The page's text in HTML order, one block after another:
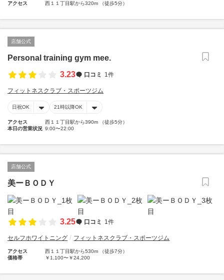
アクセス 西１１丁目駅から320m （徒歩5分）
店舗公式
Personal training gym mee.
3.23
口コミ 1件
フィットネスクラブ・スポーツジム
日祝OK 21時以降OK
アクセス
西１１丁目駅から390m （徒歩5分）
本日の営業状況 9:00〜22:00
店舗公式
美ーＢＯＤＹ
3.25 口コミ 1件
セルフホワイトニング フィットネスクラブ・スポーツジム
アクセス
西１１丁目駅から530m （徒歩7分）
価格帯
￥1,100〜￥24,200